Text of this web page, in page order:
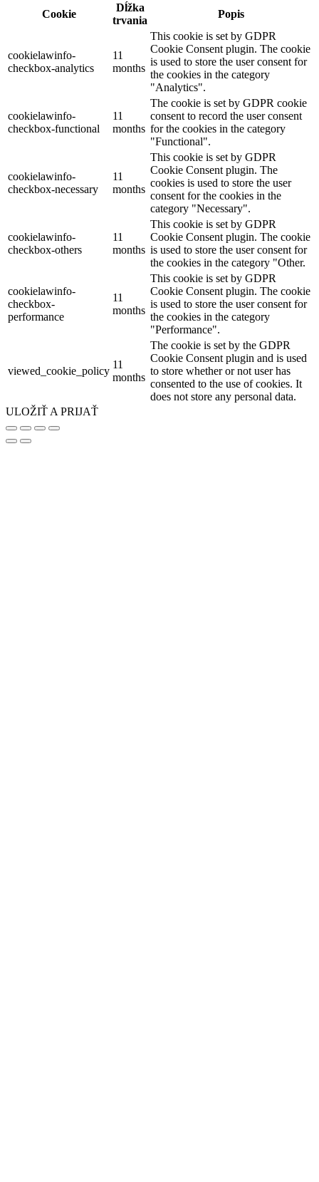
Cookie
Dĺžka
trvania
Popis
cookielawinfo-
checkbox-analytics
11
months
This cookie is set by GDPR
Cookie Consent plugin. The cookie
is used to store the user consent for
the cookies in the category
"Analytics".
cookielawinfo-
checkbox-functional
11
months
The cookie is set by GDPR cookie
consent to record the user consent
for the cookies in the category
"Functional".
cookielawinfo-
checkbox-necessary
11
months
This cookie is set by GDPR
Cookie Consent plugin. The
cookies is used to store the user
consent for the cookies in the
category "Necessary".
cookielawinfo-
checkbox-others
11
months
This cookie is set by GDPR
Cookie Consent plugin. The cookie
is used to store the user consent for
the cookies in the category "Other.
cookielawinfo-
checkbox-
performance
11
months
This cookie is set by GDPR
Cookie Consent plugin. The cookie
is used to store the user consent for
the cookies in the category
"Performance".
viewed_cookie_policy
11
months
The cookie is set by the GDPR
Cookie Consent plugin and is used
to store whether or not user has
consented to the use of cookies. It
does not store any personal data.
ULOŽIŤ A PRIJAŤ